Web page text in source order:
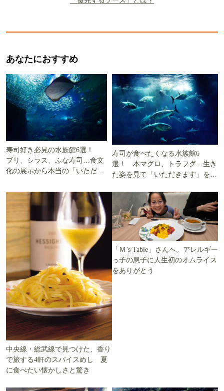
あなたにおすすめ
寿司好き必見の水族館6選！
ブリ、シラス、ふな寿司…食文
化の展示から本当の「いただき
寿司が食べたくなる水族館6
選！ 本マグロ、トラフグ…生き
た姿を見て「いただきます」を考
中央線・総武線で見つけた、香り
で旅する4軒のスパイスめし 夏
に食べたい懐かしさと驚き
「Ｍ’s Table」さんへ。アレルギー
っ子の息子に人生初のオムライス
をありがとう